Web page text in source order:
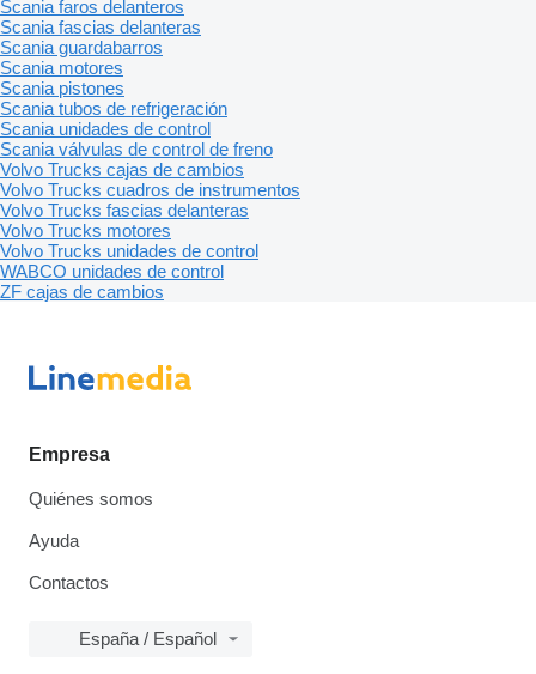
Scania faros delanteros
Scania fascias delanteras
Scania guardabarros
Scania motores
Scania pistones
Scania tubos de refrigeración
Scania unidades de control
Scania válvulas de control de freno
Volvo Trucks cajas de cambios
Volvo Trucks cuadros de instrumentos
Volvo Trucks fascias delanteras
Volvo Trucks motores
Volvo Trucks unidades de control
WABCO unidades de control
ZF cajas de cambios
Empresa
Quiénes somos
Ayuda
Contactos
España / Español